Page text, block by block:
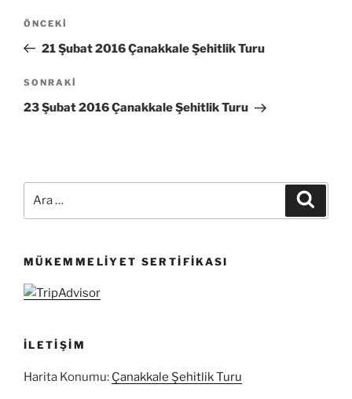
Yazı
Önceki
Yazı
ÖNCEKI
21 Şubat 2016 Çanakkale Şehitlik Turu
Sonraki
Yazı
SONRAKI
23 Şubat 2016 Çanakkale Şehitlik Turu
MÜKEMMELIYET SERTIFIKASI
İLETIŞIM
Harita Konumu: Çanakkale Şehitlik Turu